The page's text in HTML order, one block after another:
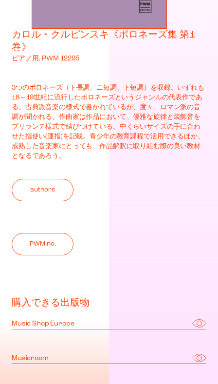
カロル・クルピンスキ《ポロネーズ集 第1
巻》
ピアノ用, PWM 12295
3つのポロネーズ（ト長調、ニ短調、ト短調）を収録。いずれも
18～19世紀に流行したポロネーズというジャンルの代表作であ
る。古典派音楽の様式で書かれているが、度々、ロマン派の音
調が聞かれる。作曲家は作品において、優雅な旋律と装飾音を
ブリランテ様式で結びつけている。中くらいサイズの手に合わ
せた指使い(運指)を記載。青少年の教育課程で活用できるほか、
成熟した音楽家にとっても、作品解釈に取り組む際の良い教材
となるであろう。
authors
PWM no.
購入できる出版物
Music Shop Europe
Musicroom